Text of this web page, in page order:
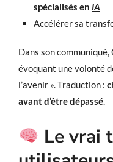
spécialisés en IA
Accélérer sa
Dans son
évoquant une volonté
l’avenir ». Traduction :
avant d’être dépassé.
Le vrai